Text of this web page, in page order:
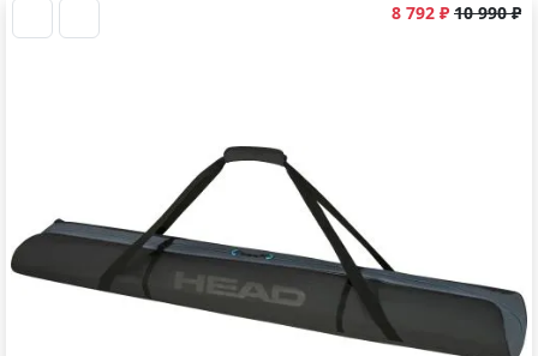
8 792 ₽ 10 990 ₽